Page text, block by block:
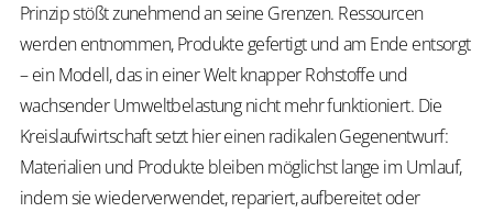
Prinzip stößt zunehmend an seine Grenzen. Ressourcen
werden entnommen, Produkte gefertigt und am Ende entsorgt
– ein Modell, das in einer Welt knapper Rohstoffe und
wachsender Umweltbelastung nicht mehr funktioniert. Die
Kreislaufwirtschaft setzt hier einen radikalen Gegenentwurf:
Materialien und Produkte bleiben möglichst lange im Umlauf,
indem sie wiederverwendet, repariert, aufbereitet oder